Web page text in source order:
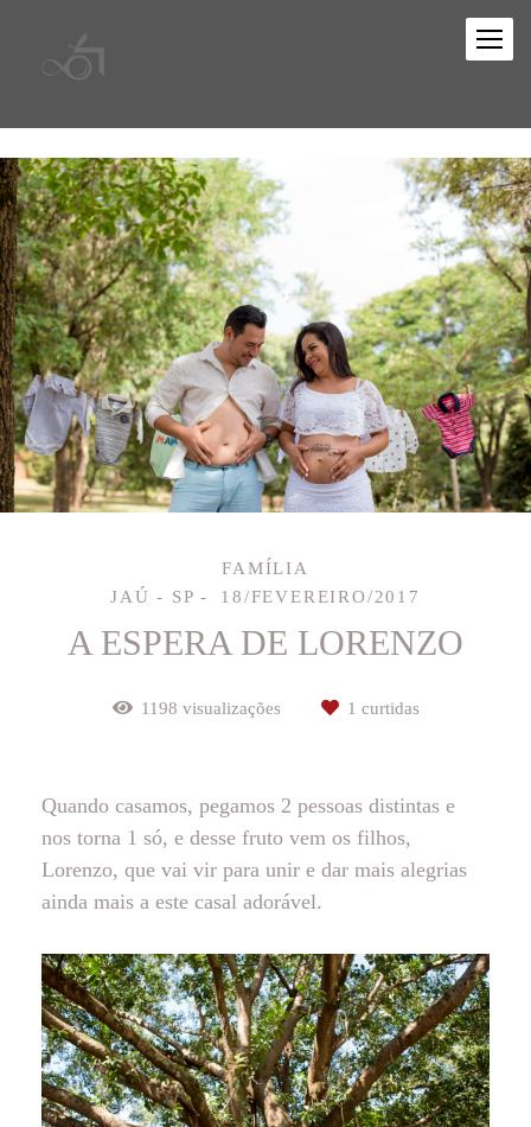
FAMÍLIA
JAÚ - SP
18/FEVEREIRO/2017
A ESPERA DE LORENZO
1198 visualizações 1 curtidas
Quando casamos, pegamos 2 pessoas distintas e
nos torna 1 só, e desse fruto vem os filhos,
Lorenzo, que vai vir para unir e dar mais alegrias
ainda mais a este casal adorável.